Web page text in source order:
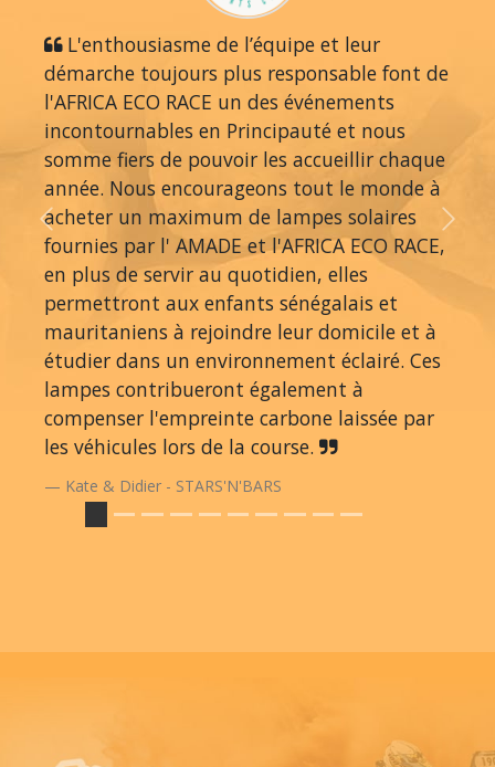
L'enthousiasme de l’équipe et leur
démarche toujours plus responsable font de
l'AFRICA ECO RACE un des événements
incontournables en Principauté et nous
somme fiers de pouvoir les accueillir chaque
année. Nous encourageons tout le monde à
acheter un maximum de lampes solaires
fournies par l' AMADE et l'AFRICA ECO RACE,
en plus de servir au quotidien, elles
permettront aux enfants sénégalais et
mauritaniens à rejoindre leur domicile et à
étudier dans un environnement éclairé. Ces
lampes contribueront également à
compenser l'empreinte carbone laissée par
les véhicules lors de la course.
Kate & Didier - STARS'N'BARS
Previous Next